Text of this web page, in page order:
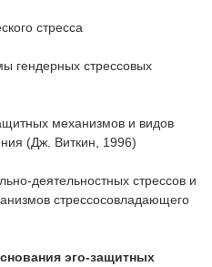
стресса
гендерных стрессовых
механизмов и видов
(Дж. Виткин, 1996)
деятельностных стрессов и
стрессосовладающего
эго-защитных